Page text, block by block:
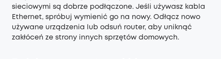
sieciowymi są dobrze podłączone. Jeśli używasz kabla
Ethernet, spróbuj wymienić go na nowy. Odłącz nowo
używane urządzenia lub odsuń router, aby uniknąć
zakłóceń ze strony innych sprzętów domowych.